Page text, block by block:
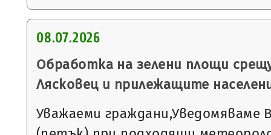
08.07.2026
Обработка на зелени площи
Лясковец и прилежащите
Уважаеми граждани,Уведомяваме